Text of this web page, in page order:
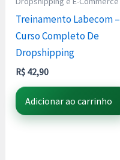
Treinamento Labecom –
Curso Completo De
Dropshipping
R$ 42,90
Adicionar ao carrinho